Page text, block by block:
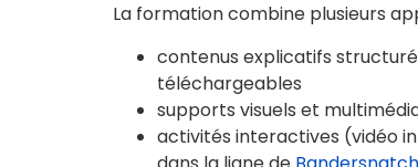
La formation combine plusieurs
contenus explicatifs
téléchargeables
supports visuels et
activités interactives (vidéo